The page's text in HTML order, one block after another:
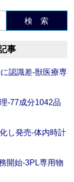
検 索
事
認識差‐獣医療専
‐77成分1042品
し発売‐体内時計
開始‐3PL専用物